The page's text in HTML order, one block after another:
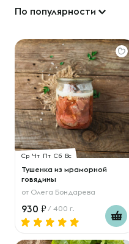
По популярности
Ср Чт Пт Сб Вс
Тушенка из мраморной
говядины
от Олега Бондарева
930 / 400 г.